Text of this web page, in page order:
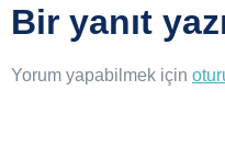
Bir yanıt
Yorum yapabilmek için